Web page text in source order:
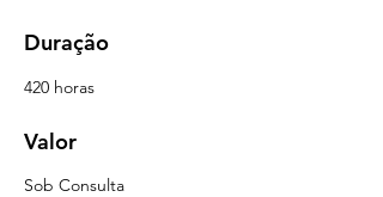
Duração
420 horas
Valor
Sob Consulta